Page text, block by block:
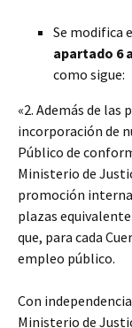
Se modifica
apartado 6
como sigue:
«2. Además de las
incorporación de
Público de
Ministerio de
promoción
plazas
que, para cada
empleo público.
Con
Ministerio de